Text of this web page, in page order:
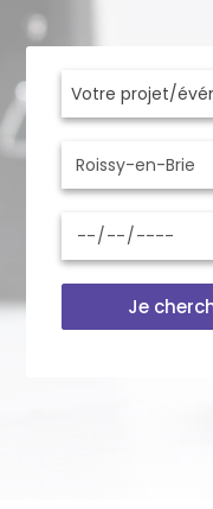
Votre projet/
Je